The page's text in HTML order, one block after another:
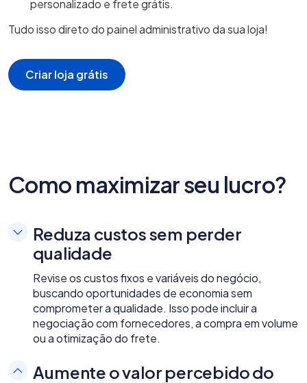
personalizado e frete grátis.
Tudo isso direto do painel administrativo da sua loja!
Criar loja grátis
Como maximizar seu lucro?
Reduza custos sem perder
qualidade
Revise os custos fixos e variáveis do negócio,
buscando oportunidades de economia sem
comprometer a qualidade. Isso pode incluir a
negociação com fornecedores, a compra em volume
ou a otimização do frete.
Aumente o valor percebido do